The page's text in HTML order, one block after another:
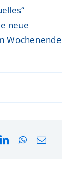
neue
Wochenende